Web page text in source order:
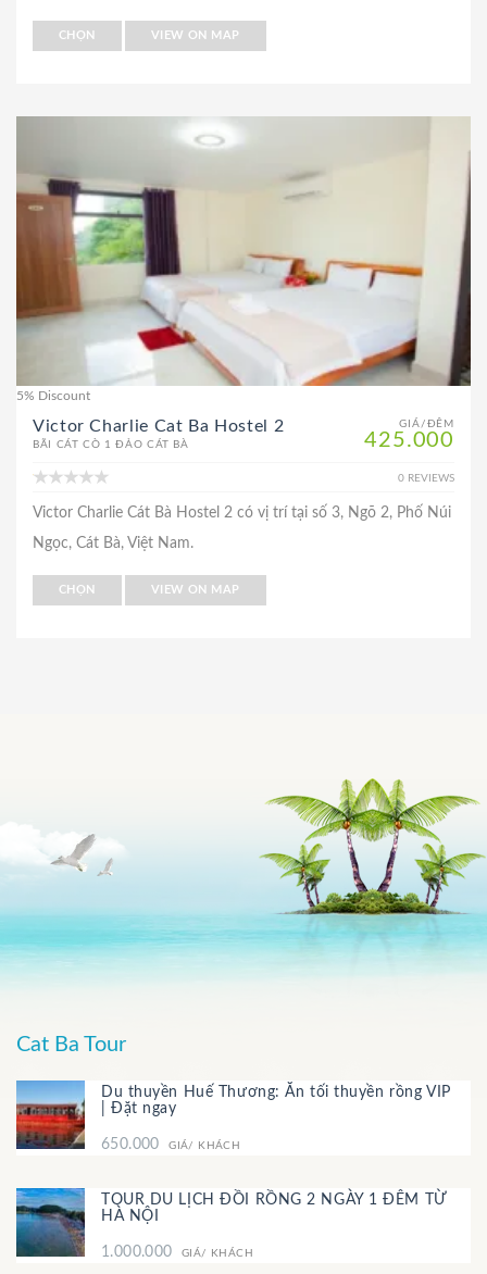
CHỌN VIEW ON MAP
5% Discount
GIÁ/ĐÊM
425.000
Victor Charlie Cat Ba Hostel 2
BÃI CÁT CÒ 1 ĐẢO CÁT BÀ
0 REVIEWS
Victor Charlie Cát Bà Hostel 2 có vị trí tại số 3, Ngõ 2, Phố Núi
Ngọc, Cát Bà, Việt Nam.
CHỌN VIEW ON MAP
Cat Ba Tour
Du thuyền Huế Thương: Ăn tối thuyền rồng VIP
| Đặt ngay
650.000 GIÁ/ KHÁCH
TOUR DU LỊCH ĐỒI RỒNG 2 NGÀY 1 ĐÊM TỪ
HÀ NỘI
1.000.000 GIÁ/ KHÁCH